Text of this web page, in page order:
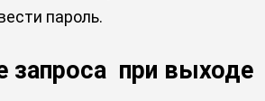
пароль.
запроса при выходе